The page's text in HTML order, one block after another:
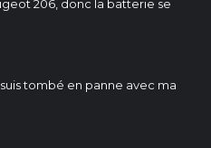
206, donc la batterie se
tombé en panne avec ma